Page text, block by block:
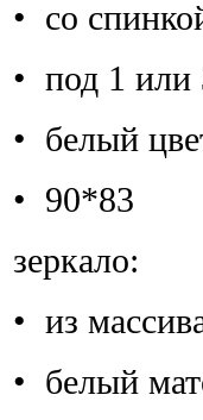
• со
• под 1 или
• белый
• 90*83
зеркало:
• из
• белый